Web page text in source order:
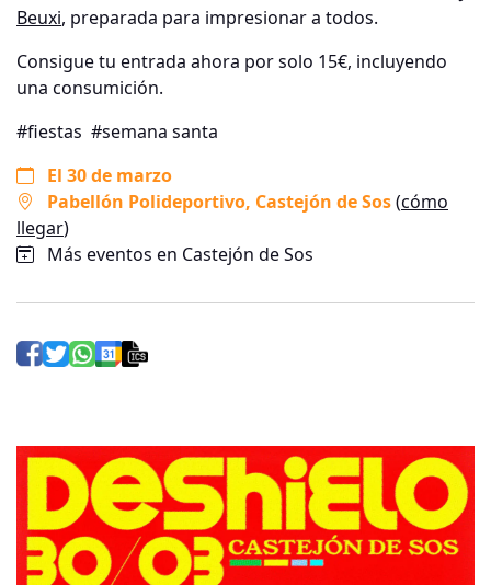
Beuxi, preparada para impresionar a todos.
Consigue tu entrada ahora por solo 15€, incluyendo
una consumición.
#fiestas #semana santa
El 30 de marzo
Pabellón Polideportivo, Castejón de Sos(cómo
llegar)
Más eventos en Castejón de Sos